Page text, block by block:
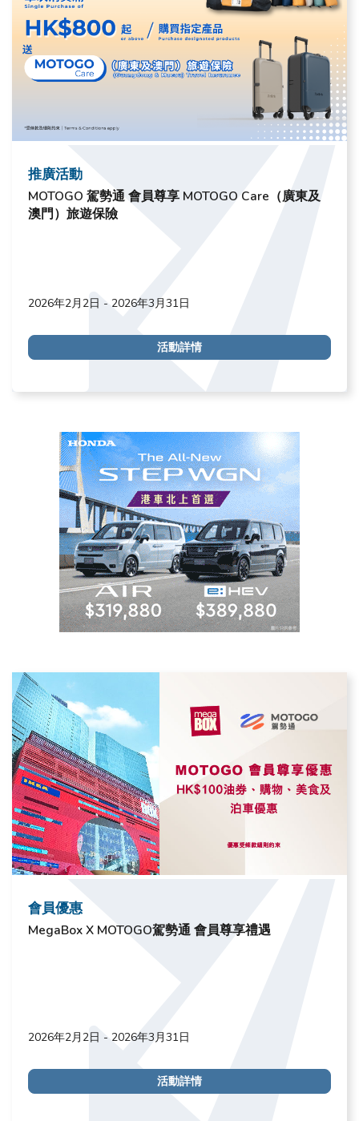
推廣活動
MOTOGO 駕勢通 會員尊享 MOTOGO Care（廣東及
澳門）旅遊保險
2026年2月2日 - 2026年3月31日
活動詳情
會員優惠
MegaBox X MOTOGO駕勢通 會員尊享禮遇
2026年2月2日 - 2026年3月31日
活動詳情